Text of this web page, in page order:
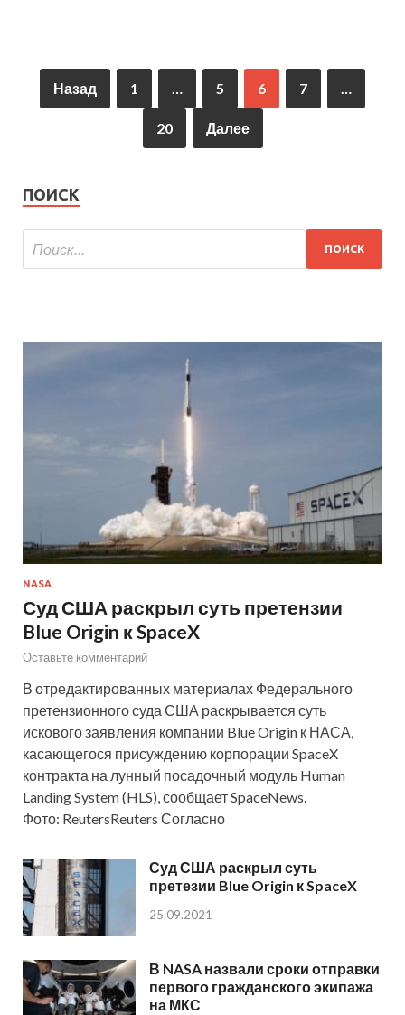
Назад 1 … 5 6 7 …
20 Далее
ПОИСК
NASA
Суд США раскрыл суть претензии
Blue Origin к SpaceX
Оставьте комментарий
В отредактированных материалах Федерального
претензионного суда США раскрывается суть
искового заявления компании Blue Origin к НАСА,
касающегося присуждению корпорации SpaceX
контракта на лунный посадочный модуль Human
Landing System (HLS), сообщает SpaceNews.
Фото: ReutersReuters Согласно
Суд США раскрыл суть
претезии Blue Origin к SpaceX
25.09.2021
В NASA назвали сроки отправки
первого гражданского экипажа
на МКС